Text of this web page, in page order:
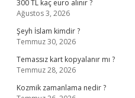
300 TL kaç euro alınır ?
Ağustos 3, 2026
Şeyh İslam kimdir ?
Temmuz 30, 2026
Temassız kart kopyalanır mı ?
Temmuz 28, 2026
Kozmik zamanlama nedir ?